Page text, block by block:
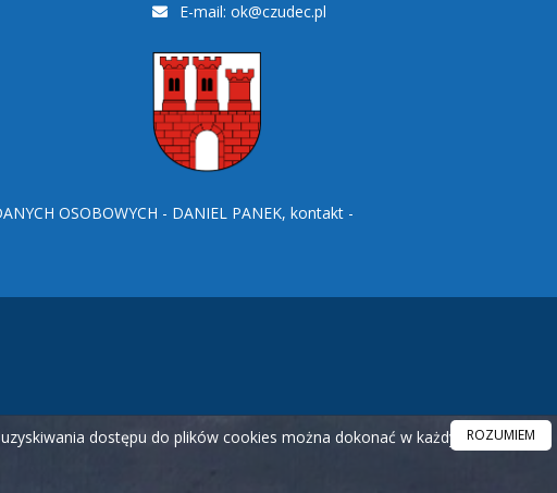
E-mail: ok@czudec.pl
OSOBOWYCH - DANIEL PANEK, kontakt -
dostępu do plików cookies można dokonać w każdym czasie.
ROZUMIEM